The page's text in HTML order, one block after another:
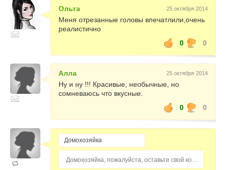
Ольга 25 октября 2014
Меня отрезанные головы впечатлили,очень
реалистично
0
0
Алла 25 октября 2014
Ну и ну !!! Красивые, необычные, но
сомневаюсь что вкусные.
0
0
Домохозяйка, пожалуйста, оставьте свой комментарий...